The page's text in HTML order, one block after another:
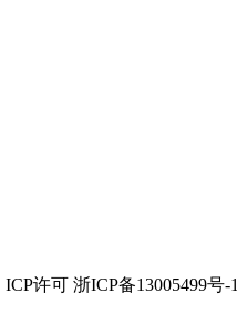
许可 浙ICP备13005499号-1